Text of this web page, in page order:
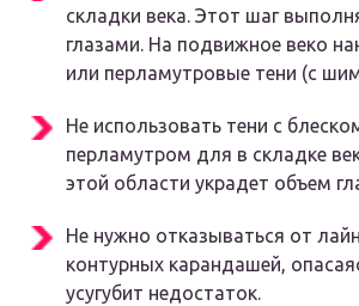
складки века. Этот шаг
глазами. На подвижное веко
или перламутровые тени (с
Не использовать тени с
перламутром для в складке
этой области украдет объем
Не нужно отказываться от
контурных карандашей,
усугубит недостаток.